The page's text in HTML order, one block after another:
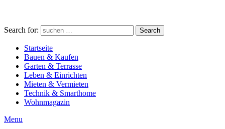
Search for: Search
Startseite
Bauen & Kaufen
Garten & Terrasse
Leben & Einrichten
Mieten & Vermieten
Technik & Smarthome
Wohnmagazin
Menu